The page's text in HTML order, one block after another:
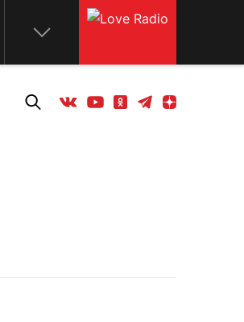
Вконтакте
YoutubeОдноклассники
ТелеграмЯндекс дзен